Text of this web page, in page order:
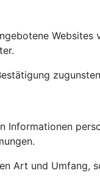
Art und